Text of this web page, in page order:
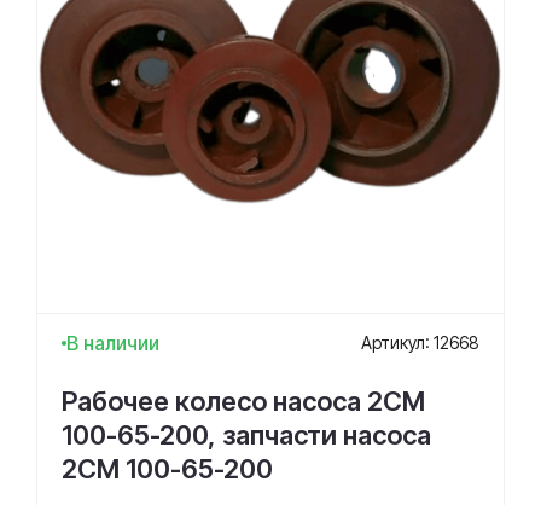
В наличии Артикул: 12668
Рабочее колесо насоса 2СМ
100-65-200, запчасти насоса
2СМ 100-65-200